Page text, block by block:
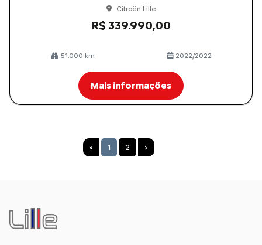
Citroën Lille
R$ 339.990,00
51.000 km 2022/2022
Mais informações
‹ 1 2 ›